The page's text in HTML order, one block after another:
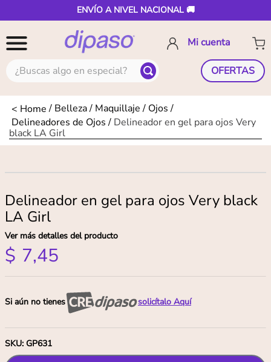
ENVÍO A NIVEL NACIONAL 🚚
¿Buscas algo en especial? OFERTAS
Belleza Maquillaje
Ojos
Delineadores de Ojos
Delineador en gel para ojos Very
black LA Girl
Delineador en gel para ojos Very black
LA Girl
Ver más detalles del producto
$ 7,45
Si aún no tienes solicítalo Aquí
SKU: GP631